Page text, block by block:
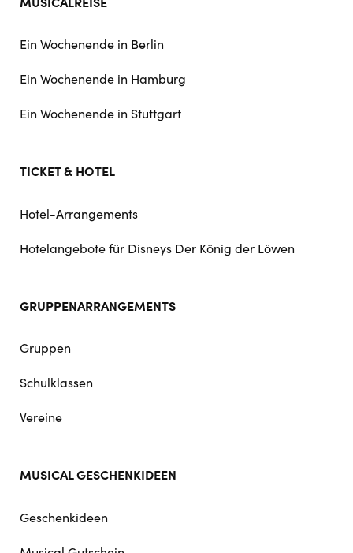
Ein Wochenende in Berlin
Ein Wochenende in Hamburg
Ein Wochenende in Stuttgart
TICKET & HOTEL
Hotel-Arrangements
Hotelangebote für Disneys Der König der Löwen
GRUPPENARRANGEMENTS
Gruppen
Schulklassen
Vereine
MUSICAL GESCHENKIDEEN
Geschenkideen